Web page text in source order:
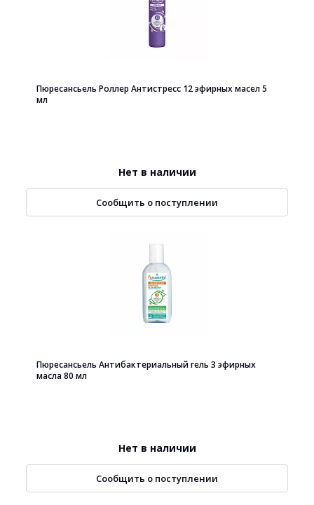
Пюресансьель Роллер Антистресс 12 эфирных масел 5
мл
Нет в наличии
Сообщить о поступлении
Пюресансьель Антибактериальный гель 3 эфирных
масла 80 мл
Нет в наличии
Сообщить о поступлении